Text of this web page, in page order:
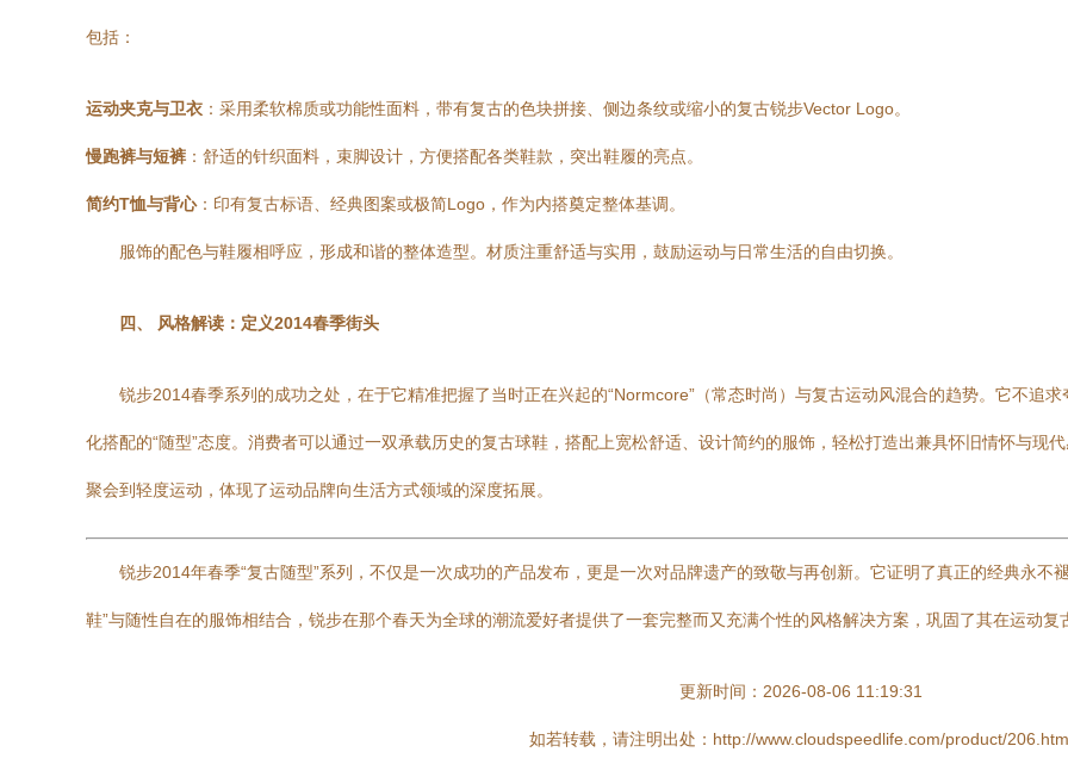
包括：
运动夹克与卫衣 ：采用柔软棉质或功能性面料，带有复古的色块拼接、侧边条纹或缩小的复古锐步Vector Logo。
慢跑裤与短裤 ：舒适的针织面料，束脚设计，方便搭配各类鞋款，突出鞋履的亮点。
简约T恤与背心：印有复古标语、经典图案或极简Logo，作为内搭奠定整体基调。
服饰的配色与鞋履相呼应，形成和谐的整体造型。材质注重舒适与实用，鼓励运动与日常生活的自由切换。
四、 风格解读：定义2014春季街头
锐步2014春季系列的成功之处，在于它精准把握了当时正在兴起的“Normcore”（常态时尚）与复古运动风混合的趋势。它不追
化搭配的“随型”态度。消费者可以通过一双承载历史的复古球鞋，搭配上宽松舒适、设计简约的服饰，轻松打造出兼具怀旧情怀与现
聚会到轻度运动，体现了运动品牌向生活方式领域的深度拓展。
锐步2014年春季“复古随型”系列，不仅是一次成功的产品发布，更是一次对品牌遗产的致敬与再创新。它证明了真正的经典永不
鞋”与随性自在的服饰相结合，锐步在那个春天为全球的潮流爱好者提供了一套完整而又充满个性的风格解决方案，巩固了其在运动复
更新时间：2026-08-06 11:19:31
如若转载，请注明出处：http://www.cloudspeedlife.com/product/